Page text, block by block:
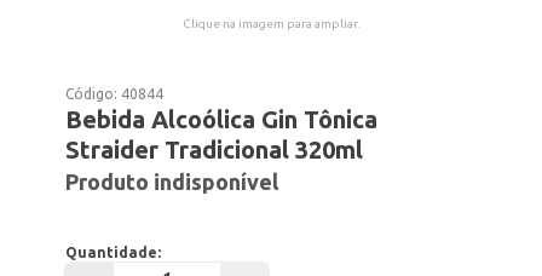
Clique na imagem para ampliar.
Código: 40844
Bebida Alcoólica Gin Tônica
Straider Tradicional 320ml
Produto indisponível
Quantidade: